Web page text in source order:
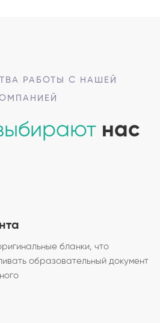
РАБОТЫ С НАШЕЙ
нас
бланки, что
образовательный документ